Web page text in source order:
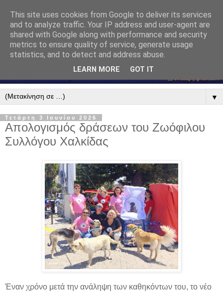
▼
Τετάρτη 3 Ιουνίου 2026
Απολογισμός δράσεων του Ζωόφιλου
Συλλόγου Χαλκίδας
Έναν χρόνο μετά την ανάληψη των καθηκόντων του, το νέο
This site uses cookies from Google to deliver its services
and to analyze traffic. Your IP address and user-agent are
shared with Google along with performance and security
metrics to ensure quality of service, generate usage
statistics, and to detect and address abuse.
LEARN MORE GOT IT